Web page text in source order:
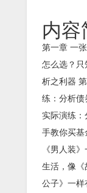
内容
第一章 一
怎么选？
析之利器
练：分析
实际演练
手教你买基
《男人装
生活，像《
公子》一样